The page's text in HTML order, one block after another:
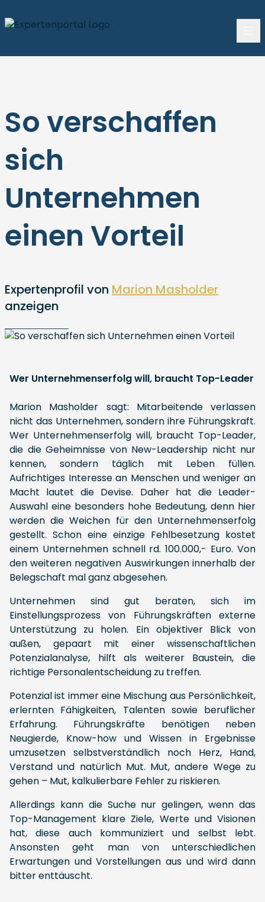
So verschaffen
sich
Unternehmen
einen Vorteil
Expertenprofil von Marion Masholder
anzeigen
Wer Unternehmenserfolg will, braucht Top-Leader
Marion Masholder sagt: Mitarbeitende verlassen
nicht das Unternehmen, sondern ihre Führungskraft.
Wer Unternehmenserfolg will, braucht Top-Leader,
die die Geheimnisse von New-Leadership nicht nur
kennen, sondern täglich mit Leben füllen.
Aufrichtiges Interesse an Menschen und weniger an
Macht lautet die Devise. Daher hat die Leader-
Auswahl eine besonders hohe Bedeutung, denn hier
werden die Weichen für den Unternehmenserfolg
gestellt. Schon eine einzige Fehlbesetzung kostet
einem Unternehmen schnell rd. 100.000,- Euro. Von
den weiteren negativen Auswirkungen innerhalb der
Belegschaft mal ganz abgesehen.
Unternehmen sind gut beraten, sich im
Einstellungsprozess von Führungskräften externe
Unterstützung zu holen. Ein objektiver Blick von
außen, gepaart mit einer wissenschaftlichen
Potenzialanalyse, hilft als weiterer Baustein, die
richtige Personalentscheidung zu treffen.
Potenzial ist immer eine Mischung aus Persönlichkeit,
erlernten Fähigkeiten, Talenten sowie beruflicher
Erfahrung. Führungskräfte benötigen neben
Neugierde, Know-how und Wissen in Ergebnisse
umzusetzen selbstverständlich noch Herz, Hand,
Verstand und natürlich Mut. Mut, andere Wege zu
gehen – Mut, kalkulierbare Fehler zu riskieren.
Allerdings kann die Suche nur gelingen, wenn das
Top-Management klare Ziele, Werte und Visionen
hat, diese auch kommuniziert und selbst lebt.
Ansonsten geht man von unterschiedlichen
Erwartungen und Vorstellungen aus und wird dann
bitter enttäuscht.